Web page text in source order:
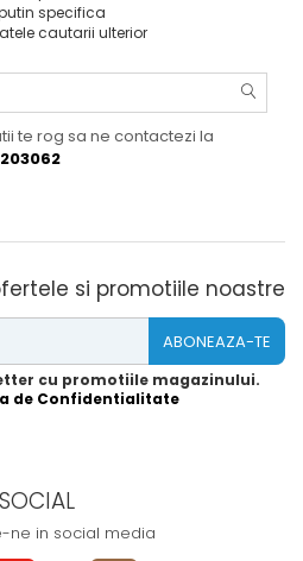
specifica
cautarii ulterior
te rog sa ne contactezi la
si promotiile noastre
cu promotiile magazinului.
de Confidentialitate
SOCIAL
ne in social media